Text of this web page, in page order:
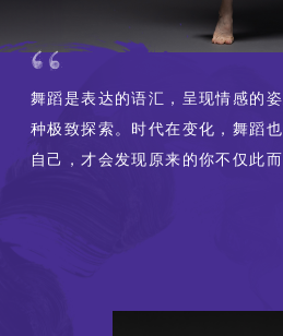
舞蹈是表达的语汇，呈现情感的
种极致探索。时代在变化，舞蹈
自己，才会发现原来的你不仅此而